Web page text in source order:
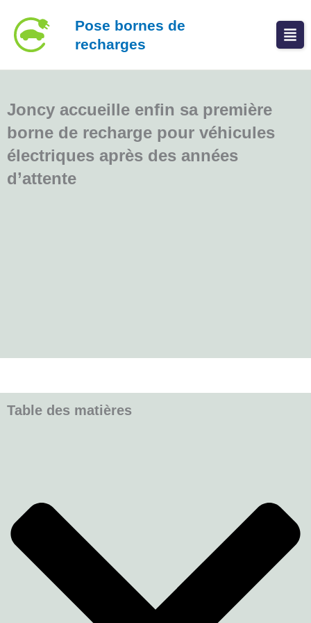
contenu
Pose bornes de
recharges
Joncy accueille enfin sa première
borne de recharge pour véhicules
électriques après des années
d’attente
Table des matières